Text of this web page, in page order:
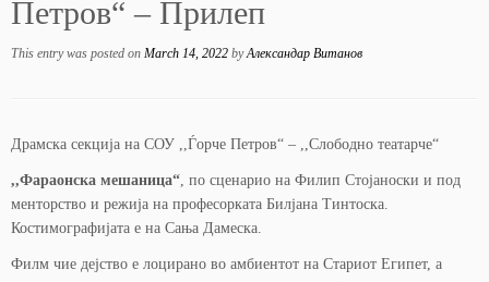
Петров“ – Прилеп
This entry was posted on March 14, 2022 byАлександар Витанов
Драмска секција на СОУ ,,Ѓорче Петров“ – ,,Слободно театарче“
,,Фараонска мешаница“, по сценарио на Филип Стојаноски и под
менторство и режија на професорката Билјана Тинтоска.
Костимографијата е на Сања Дамеска.
Филм чие дејство е лоцирано во амбиентот на Стариот Египет, а